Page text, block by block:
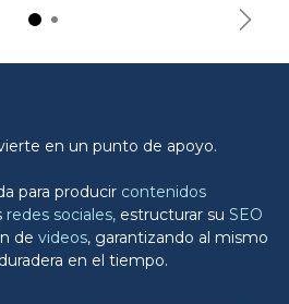
en un punto de apoyo.
para producir contenidos
redes sociales, estructurar su SEO
de videos, garantizando al mismo
en el tiempo.